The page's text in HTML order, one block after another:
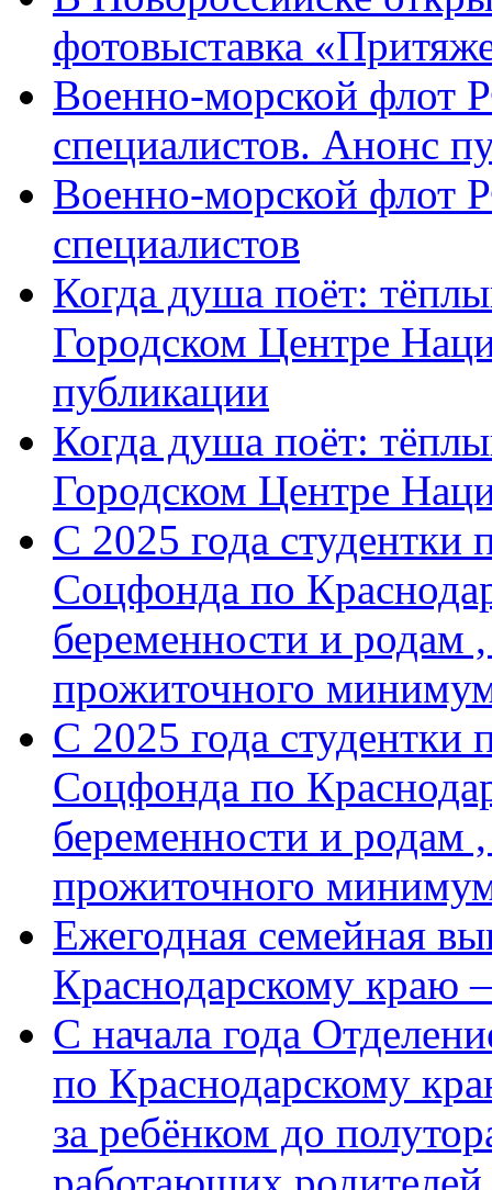
фотовыставка
Военно-морской флот
специалистов. Анонс
Военно-морской флот
специалистов
Когда душа поёт:
Городском Центре
публикации
Когда душа поёт:
Городском Центре
С 2025 года студентки
Соцфонда по
беременности и родам
прожиточного
С 2025 года студентки
Соцфонда по
беременности и родам
прожиточного
Ежегодная семейная
Краснодарскому краю
С начала года
по Краснодарскому
за ребёнком до